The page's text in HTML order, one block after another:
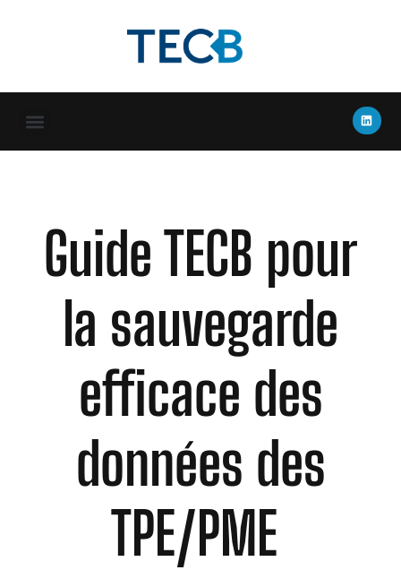
Guide TECB pour
la sauvegarde
efficace des
données des
TPE/PME